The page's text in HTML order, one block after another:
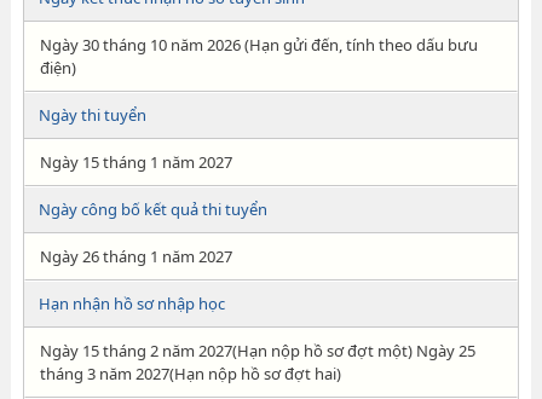
Ngày 30 tháng 10 năm 2026 (Hạn gửi đến, tính theo dấu bưu
điện)
Ngày thi tuyển
Ngày 15 tháng 1 năm 2027
Ngày công bố kết quả thi tuyển
Ngày 26 tháng 1 năm 2027
Hạn nhận hồ sơ nhập học
Ngày 15 tháng 2 năm 2027(Hạn nộp hồ sơ đợt một) Ngày 25
tháng 3 năm 2027(Hạn nộp hồ sơ đợt hai)